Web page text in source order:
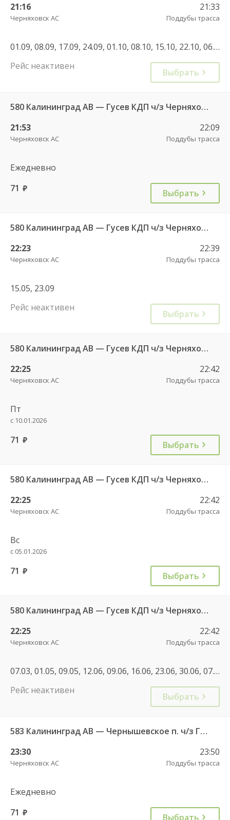
21:16
Черняховск АС
21:33
Поддубы трасса
01.09, 08.09, 17.09, 24.09, 01.10, 08.10, 15.10, 22.10, 06.11, 02.01, 08.01, 22.02, 07.03, 13.03, 14.03, 21.07, 28.07, 18.08, 25.08, 01.09, 02.11, 04.11, 28.12, 29.12, 08.01, 21.09
Рейс неактивен
Выбрать
580 Калининград АВ — Гусев КДП ч/з Черняховск АС
21:53
Черняховск АС
22:09
Поддубы трасса
Ежедневно
71 руб. Выбрать
580 Калининград АВ — Гусев КДП ч/з Черняховск АС
22:23
Черняховск АС
22:39
Поддубы трасса
15.05, 23.09
Рейс неактивен
Выбрать
580 Калининград АВ — Гусев КДП ч/з Черняховск АС
22:25
Черняховск АС
22:42
Поддубы трасса
Пт
с 10.01.2026
71 руб. Выбрать
580 Калининград АВ — Гусев КДП ч/з Черняховск АС
22:25
Черняховск АС
22:42
Поддубы трасса
Вс
с 05.01.2026
71 руб. Выбрать
580 Калининград АВ — Гусев КДП ч/з Черняховск АС
22:25
Черняховск АС
22:42
Поддубы трасса
07.03, 01.05, 09.05, 12.06, 09.06, 16.06, 23.06, 30.06, 07.07, 06.11, 08.01, 22.02, 01.05, 30.06, 08.09, 04.11, 07.05, 30.04, 11.06, 01.11, 04.11
Рейс неактивен
Выбрать
583 Калининград АВ — Чернышевское п. ч/з Гвардейск КДП, Черняховск АС
23:30
Черняховск АС
23:50
Поддубы трасса
Ежедневно
71 руб. Выбрать